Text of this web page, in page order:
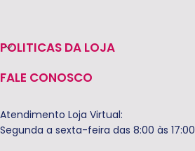
POLITICAS DA LOJA
FALE CONOSCO
Atendimento Loja Virtual:
Segunda a sexta-feira das 8:00 às 17:00